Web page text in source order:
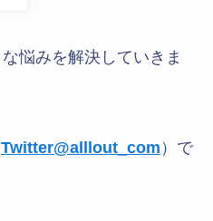
悩みを解決していきま
Twitter@alllout_com ）で